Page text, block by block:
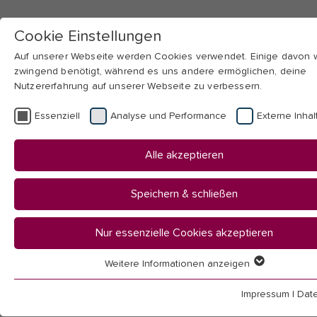
Skip to main navigation Skip to page footer
You
here:
Startseite
Mitarbeitendenübersicht
Mitarbeitende
(Lehrende und wissenschaftsunterstützender Bereich)
Cookie Einstellungen
Auf unserer Webseite werden Cookies verwendet. Einige davon
zwingend benötigt, während es uns andere ermöglichen, deine
Nutzererfahrung auf unserer Webseite zu verbessern.
Essenziell Analyse und Performance Externe
Alle akzeptieren
Speichern & schließen
Nur essenzielle Cookies akzeptieren
Essenzielle Cookies werden für grundlegende Funktionen der
Weitere Informationen anzeigen
Impressum